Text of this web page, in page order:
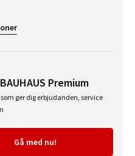
Premium
ger dig erbjudanden, service
Gå med nu!